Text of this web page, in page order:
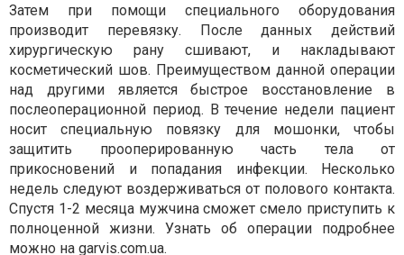
Затем при помощи специального оборудования
производит перевязку. После данных действий
хирургическую рану сшивают, и накладывают
косметический шов. Преимуществом данной операции
над другими является быстрое восстановление в
послеоперационной период. В течение недели пациент
носит специальную повязку для мошонки, чтобы
защитить прооперированную часть тела от
прикосновений и попадания инфекции. Несколько
недель следуют воздерживаться от полового контакта.
Спустя 1-2 месяца мужчина сможет смело приступить к
полноценной жизни. Узнать об операции подробнее
можно на garvis.com.ua.